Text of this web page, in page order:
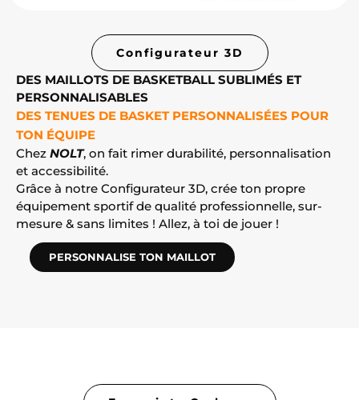
Configurateur 3D
DES MAILLOTS DE BASKETBALL SUBLIMÉS ET
PERSONNALISABLES
DES TENUES DE BASKET PERSONNALISÉES POUR
TON ÉQUIPE
Chez NOLT, on fait rimer durabilité, personnalisation
et accessibilité.
Grâce à notre Configurateur 3D, crée ton propre
équipement sportif de qualité professionnelle, sur-
mesure & sans limites ! Allez, à toi de jouer !
PERSONNALISE TON MAILLOT